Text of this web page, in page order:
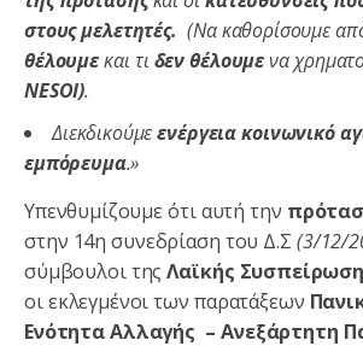
στους μελετητές.(Να καθορίσουμε
θέλουμεκαι τι δεν θέλουμενα
NESOI).
Διεκδικούμεενέργεια κοινωνικό
εμπόρευμα.»
Υπενθυμίζουμε ότι αυτή την
στην 14η συνεδρίαση του Δ.Σ(3/12/
σύμβουλοι τηςΛαϊκής
οι εκλεγμένοι των παρατάξεων
Ενότητα Αλλαγής – Ανεξάρτητη